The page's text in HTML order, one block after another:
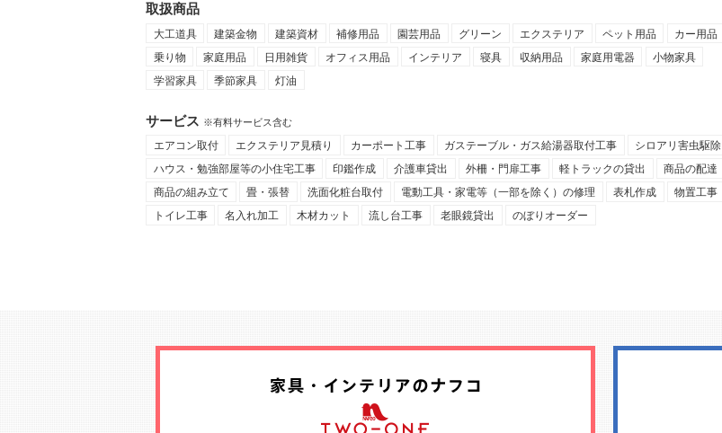
取扱商品
大工道具 建築金物 建築資材 補修用品 園芸用品 グリーン エクステリア ペット用品
カー用品
乗り物
家庭用品 日用雑貨 オフィス用品 インテリア 寝具 収納用品 家庭用電器
小物家具
学習家具
季節家具 灯油
サービス ※有料サービス含む
エアコン取付 エクステリア見積り カーポート工事 ガステーブル・ガス給湯器取付工事
シロアリ害虫駆除
ハウス・勉強部屋等の小住宅工事
印鑑作成 介護車貸出 外柵・門扉工事 軽トラックの貸出
商品の配達
商品の組み立て
畳・張替 洗面化粧台取付 電動工具・家電等（一部を除く）の修理 表札作成
物置工事
トイレ工事
名入れ加工 木材カット 流し台工事 老眼鏡貸出 のぼりオーダー